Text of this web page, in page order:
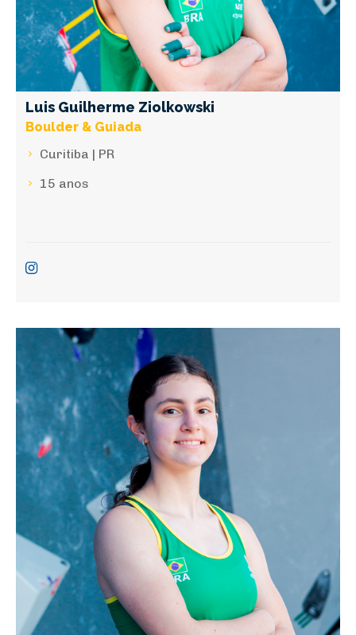
Luis Guilherme Ziolkowski
Boulder & Guiada
Curitiba | PR
15 anos